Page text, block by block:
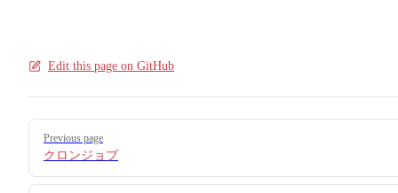
Edit this page on GitHub
Pager
Previous page
クロンジョブ